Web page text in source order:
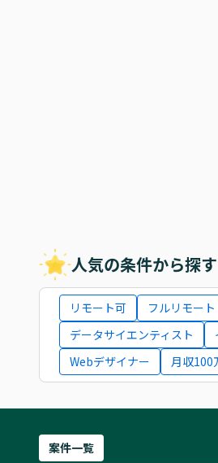
人気の条件から探す
リモート可 フルリモート
データサイエンティスト
Webデザイナー
月収100
案件一覧